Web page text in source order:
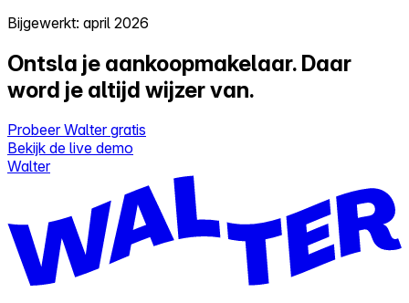
Bijgewerkt: april 2026
Ontsla je aankoopmakelaar. Daar
word je altijd wijzer van.
Probeer Walter gratis
Bekijk de live demo
Walter